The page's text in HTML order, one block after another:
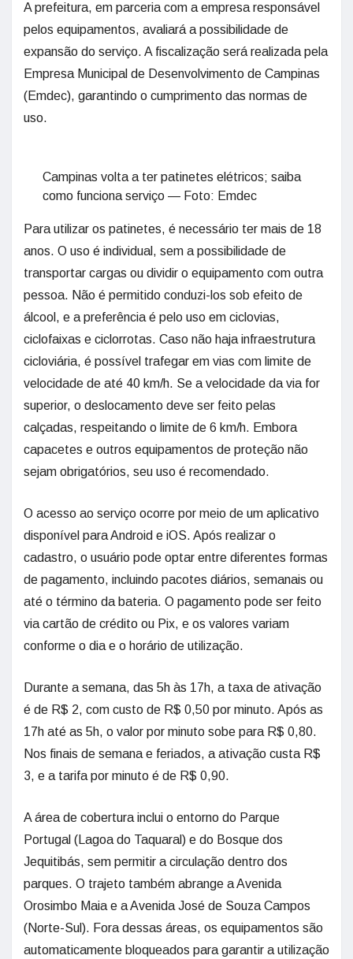
A prefeitura, em parceria com a empresa responsável
pelos equipamentos, avaliará a possibilidade de
expansão do serviço. A fiscalização será realizada pela
Empresa Municipal de Desenvolvimento de Campinas
(Emdec), garantindo o cumprimento das normas de
uso.
Campinas volta a ter patinetes elétricos; saiba
como funciona serviço — Foto: Emdec
Para utilizar os patinetes, é necessário ter mais de 18
anos. O uso é individual, sem a possibilidade de
transportar cargas ou dividir o equipamento com outra
pessoa. Não é permitido conduzi-los sob efeito de
álcool, e a preferência é pelo uso em ciclovias,
ciclofaixas e ciclorrotas. Caso não haja infraestrutura
cicloviária, é possível trafegar em vias com limite de
velocidade de até 40 km/h. Se a velocidade da via for
superior, o deslocamento deve ser feito pelas
calçadas, respeitando o limite de 6 km/h. Embora
capacetes e outros equipamentos de proteção não
sejam obrigatórios, seu uso é recomendado.
O acesso ao serviço ocorre por meio de um aplicativo
disponível para Android e iOS. Após realizar o
cadastro, o usuário pode optar entre diferentes formas
de pagamento, incluindo pacotes diários, semanais ou
até o término da bateria. O pagamento pode ser feito
via cartão de crédito ou Pix, e os valores variam
conforme o dia e o horário de utilização.
Durante a semana, das 5h às 17h, a taxa de ativação
é de R$ 2, com custo de R$ 0,50 por minuto. Após as
17h até as 5h, o valor por minuto sobe para R$ 0,80.
Nos finais de semana e feriados, a ativação custa R$
3, e a tarifa por minuto é de R$ 0,90.
A área de cobertura inclui o entorno do Parque
Portugal (Lagoa do Taquaral) e do Bosque dos
Jequitibás, sem permitir a circulação dentro dos
parques. O trajeto também abrange a Avenida
Orosimbo Maia e a Avenida José de Souza Campos
(Norte-Sul). Fora dessas áreas, os equipamentos são
automaticamente bloqueados para garantir a utilização